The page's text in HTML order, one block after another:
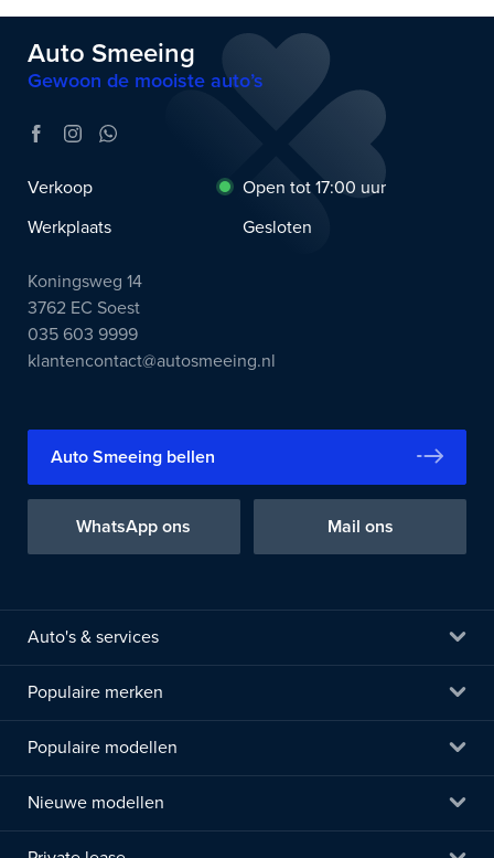
Auto Smeeing
Gewoon de mooiste auto’s
Verkoop
Open tot 17:00 uur
Werkplaats
Gesloten
Koningsweg 14
3762 EC Soest
035 603 9999
klantencontact@autosmeeing.nl
Auto Smeeing bellen
WhatsApp ons Mail ons
Auto's & services
Populaire merken
Populaire modellen
Nieuwe modellen